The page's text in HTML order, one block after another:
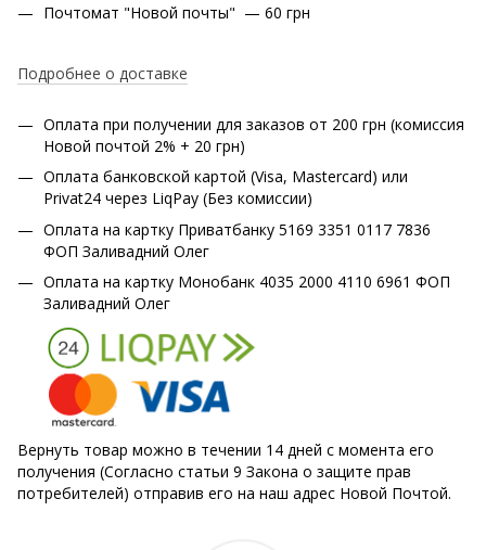
Почтомат "Новой почты" — 60 грн
Подробнее о доставке
Оплата при получении для заказов от 200 грн (комиссия
Новой почтой 2% + 20 грн)
Оплата банковской картой (Visa, Mastercard) или
Privat24 через LiqPay (Без комиссии)
Оплата на картку Приватбанку 5169 3351 0117 7836
ФОП Заливадний Олег
Оплата на картку Монобанк 4035 2000 4110 6961 ФОП
Заливадний Олег
Вернуть товар можно в течении 14 дней с момента его
получения (Согласно статьи 9 Закона о защите прав
потребителей) отправив его на наш адрес Новой Почтой.